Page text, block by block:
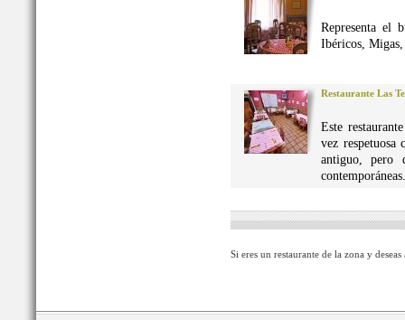
Representa el
Ibéricos, Migas,
Restaurante Las
Este
vez
antiguo, pero
contemporáneas.
Si eres un restaurante de la zona y